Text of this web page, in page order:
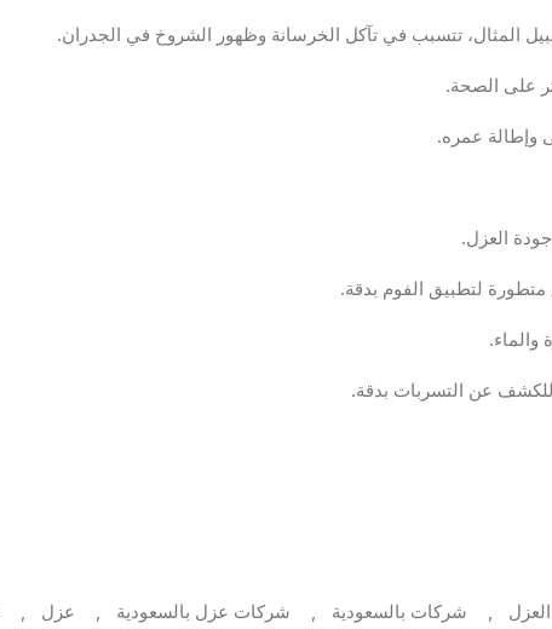
المثال، تتسبب في تآكل الخرسانة وظهور الشروخ في الجدران.
على الصحة.
وإطالة عمره.
العزل.
لتطبيق الفوم بدقة.
والماء.
عن التسربات بدقة.
, شركات بالسعودية , شركات عزل بالسعودية , عزل ,